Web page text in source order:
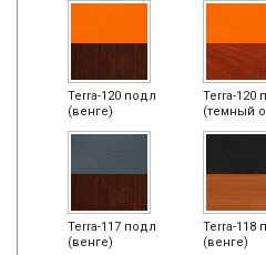
Terra-120 подл
(венге)
Terra-120
(темный
Terra-117 подл
(венге)
Terra-118
(венге)